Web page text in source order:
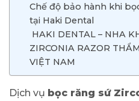
Chế độ bảo hành khi
tại Haki Dental
HAKI DENTAL – NHA
ZIRCONIA RAZOR
VIỆT NAM
Dịch vụ bọc răng sứ